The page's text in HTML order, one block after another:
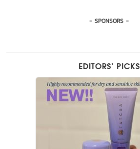
- SPONSORS -
EDITORS’ PICKS